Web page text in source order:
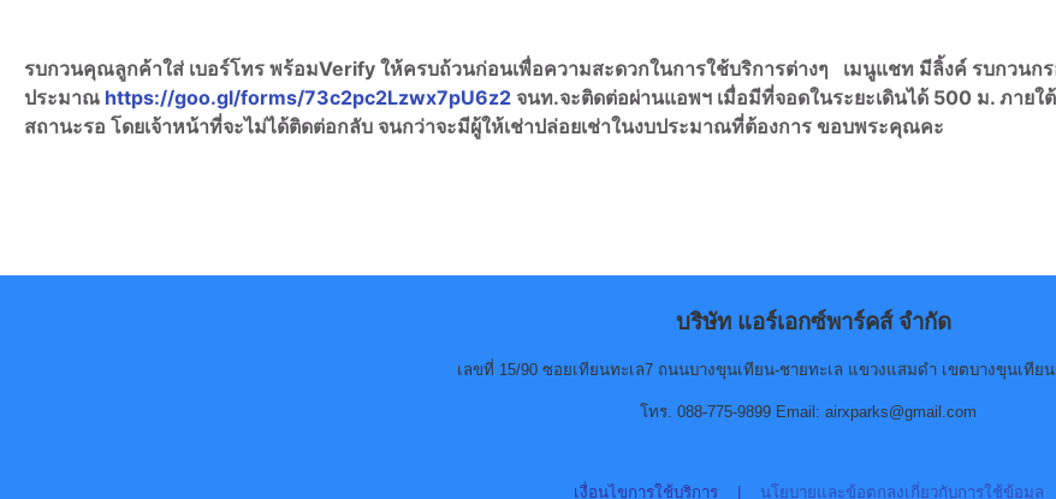
รบกวนคุณลูกค้าใส่ เบอร์โทร พร้อมVerify ให้ครบถ้วนก่อนเพื่อความสะดวกในการใช้บริการต่างๆ เมนูแชท มีลิ้งค์ รบกวนก
ประมาณ https://goo.gl/forms/73c2pc2Lzwx7pU6z2 จนท.จะติดต่อผ่านแอพฯ เมื่อมีที่จอดในระยะเดินได้ 500 ม. ภา
สถานะรอ โดยเจ้าหน้าที่จะไม่ได้ติดต่อกลับ จนกว่าจะมีผู้ให้เช่าปล่อยเช่าในงบประมาณที่ต้องการ ขอบพระคุณคะ
บริษัท แอร์เอกซ์พาร์คส์ จำกัด
เลขที่ 15/90 ซอยเทียนทะเล7 ถนนบางขุนเทียน-ชายทะเล แขวงแสมดำ เขตบางขุนเทียน
โทร. 088-775-9899 Email: airxparks@gmail.com
เงื่อนไขการใช้บริการ| นโยบายและข้อตกลงเกี่ยวกับการใช้ข้อมูล